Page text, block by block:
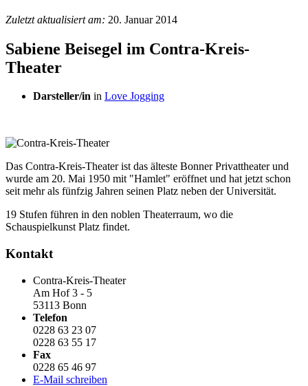
Zuletzt aktualisiert am: 20. Januar 2014
Sabiene Beisegel im Contra-Kreis-
Theater
Darsteller/in in Love Jogging
Das Contra-Kreis-Theater ist das älteste Bonner Privattheater und
wurde am 20. Mai 1950 mit "Hamlet" eröffnet und hat jetzt schon
seit mehr als fünfzig Jahren seinen Platz neben der Universität.
19 Stufen führen in den noblen Theaterraum, wo die
Schauspielkunst Platz findet.
Kontakt
Contra-Kreis-Theater
Am Hof 3 - 5
53113 Bonn
Telefon
0228 63 23 07
0228 63 55 17
Fax
0228 65 46 97
E-Mail schreiben